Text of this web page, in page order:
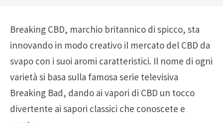
Breaking CBD, marchio britannico di spicco, sta
innovando in modo creativo il mercato del CBD da
svapo con i suoi aromi caratteristici. Il nome di ogni
varietà si basa sulla famosa serie televisiva
Breaking Bad, dando ai vapori di CBD un tocco
divertente ai sapori classici che conoscete e